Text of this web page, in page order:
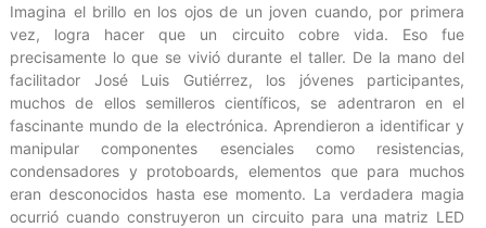
Imagina el brillo en los ojos de un joven cuando, por primera
vez, logra hacer que un circuito cobre vida. Eso fue
precisamente lo que se vivió durante el taller. De la mano del
facilitador José Luis Gutiérrez, los jóvenes participantes,
muchos de ellos semilleros científicos, se adentraron en el
fascinante mundo de la electrónica. Aprendieron a identificar y
manipular componentes esenciales como resistencias,
condensadores y protoboards, elementos que para muchos
eran desconocidos hasta ese momento. La verdadera magia
ocurrió cuando construyeron un circuito para una matriz LED